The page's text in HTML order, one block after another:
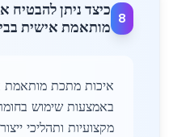
8
כיצד ניתן להבטיח
מותאמת אישית
איכות מתכת מותאמת
באמצעות שימוש
מקצועיות ותהליכי